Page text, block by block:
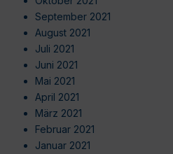
September 2021
August 2021
Juli 2021
Juni 2021
Mai 2021
April 2021
März 2021
Februar 2021
Januar 2021